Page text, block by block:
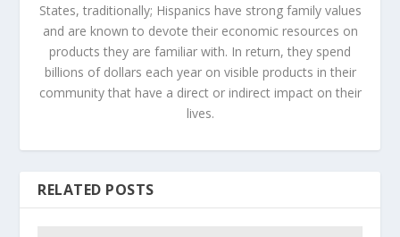
States, traditionally; Hispanics have strong family values
and are known to devote their economic resources on
products they are familiar with. In return, they spend
billions of dollars each year on visible products in their
community that have a direct or indirect impact on their
lives.
RELATED POSTS